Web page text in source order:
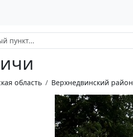
область Верхнедвинский район